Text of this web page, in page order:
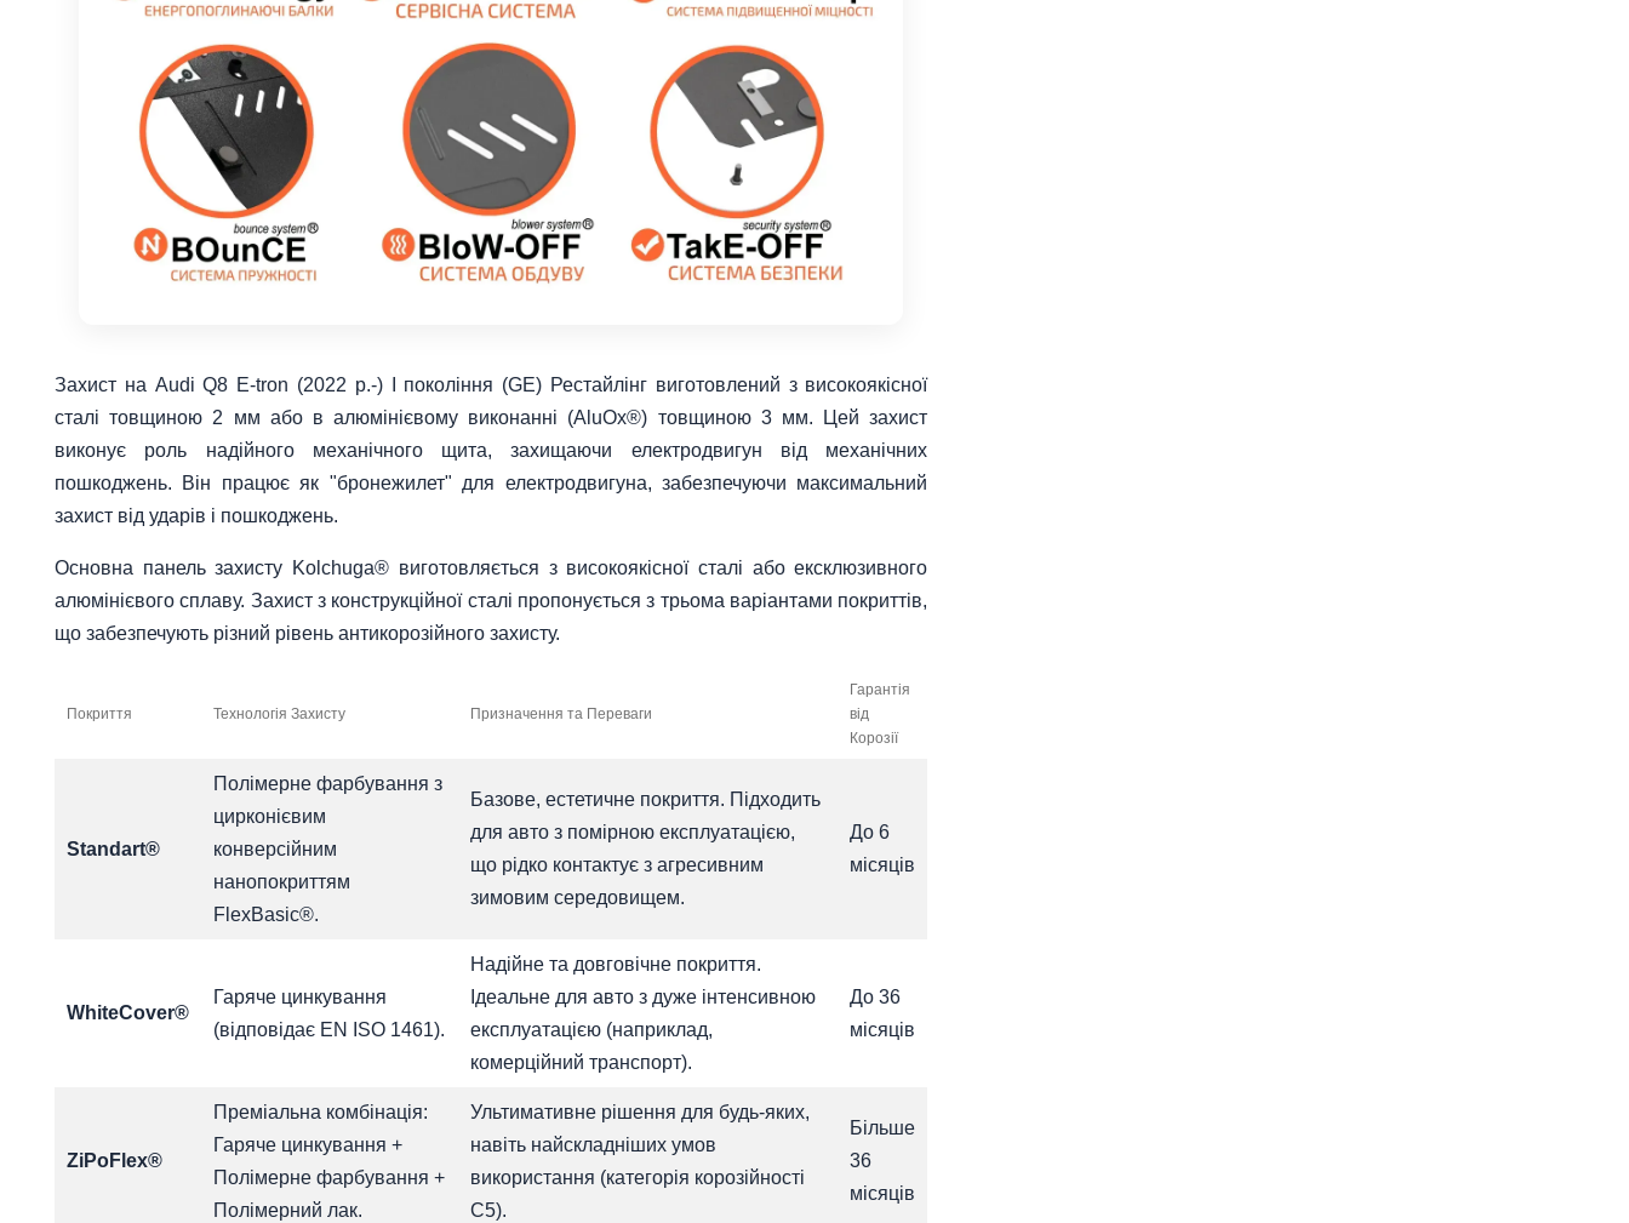
Захист на Audi Q8 E-tron (2022 р.-) I покоління (GE) Рестайлінг виготовлений з високоякісної
сталі товщиною 2 мм або в алюмінієвому виконанні (AluOx®) товщиною 3 мм. Цей захист
виконує роль надійного механічного щита, захищаючи електродвигун від механічних
пошкоджень. Він працює як "бронежилет" для електродвигуна, забезпечуючи максимальний
захист від ударів і пошкоджень.
Основна панель захисту Kolchuga® виготовляється з високоякісної сталі або ексклюзивного
алюмінієвого сплаву. Захист з конструкційної сталі пропонується з трьома варіантами покриттів,
що забезпечують різний рівень антикорозійного захисту.
Покриття Технологія Захисту Призначення та Переваги
Гарантія
від
Корозії
Standart®
Полімерне фарбування з
цирконієвим
конверсійним
нанопокриттям
FlexBasic®.
Базове, естетичне покриття. Підходить
для авто з помірною експлуатацією,
що рідко контактує з агресивним
зимовим середовищем.
До 6
місяців
WhiteCover®
Гаряче цинкування
(відповідає EN ISO 1461).
Надійне та довговічне покриття.
Ідеальне для авто з дуже інтенсивною
експлуатацією (наприклад,
комерційний транспорт).
До 36
місяців
ZiPoFlex®
Преміальна комбінація:
Гаряче цинкування +
Полімерне фарбування +
Полімерний лак.
Ультимативне рішення для будь-яких,
навіть найскладніших умов
використання (категорія корозійності
C5).
Більше
36
місяців